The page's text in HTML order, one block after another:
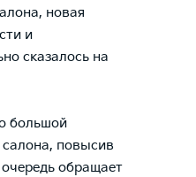
новая
и
сказалось на
большой
повысив
обращает